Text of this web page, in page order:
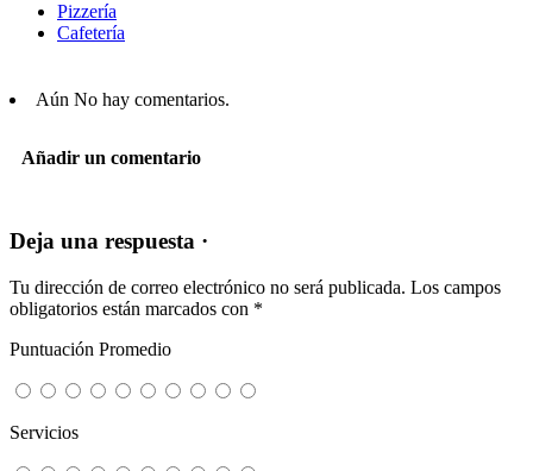
Pizzería
Cafetería
Aún No hay comentarios.
Añadir un comentario
Deja una respuesta ·
Tu dirección de correo electrónico no será publicada. Los campos
obligatorios están marcados con *
Puntuación Promedio
Servicios